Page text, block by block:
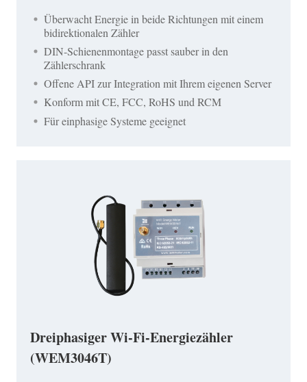
Überwacht Energie in beide Richtungen mit einem
bidirektionalen Zähler
DIN-Schienenmontage passt sauber in den
Zählerschrank
Offene API zur Integration mit Ihrem eigenen Server
Konform mit CE, FCC, RoHS und RCM
Für einphasige Systeme geeignet
Dreiphasiger Wi-Fi-Energiezähler
(WEM3046T)